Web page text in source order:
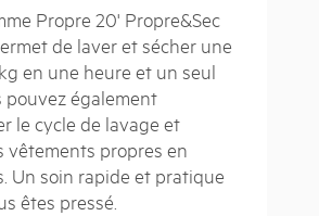
Propre 20' Propre&Sec
de laver et sécher une
en une heure et un seul
pouvez également
le cycle de lavage et
vêtements propres en
Un soin rapide et pratique
êtes pressé.